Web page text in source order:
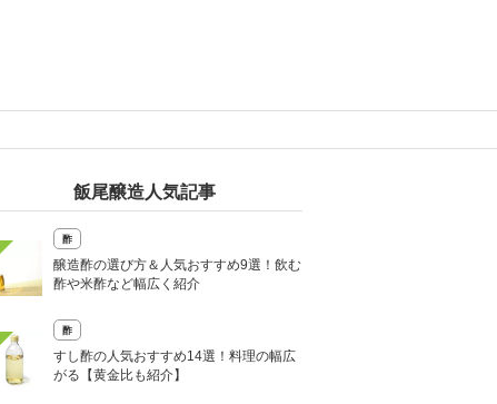
飯尾醸造人気記事
酢
醸造酢の選び方＆人気おすすめ9選！飲む
酢や米酢など幅広く紹介
酢
すし酢の人気おすすめ14選！料理の幅広
がる【黄金比も紹介】